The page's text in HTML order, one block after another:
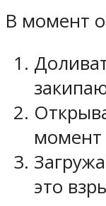
В момент
момент
это